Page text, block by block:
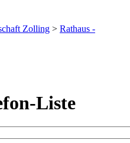
Zolling > Rathaus -
Liste